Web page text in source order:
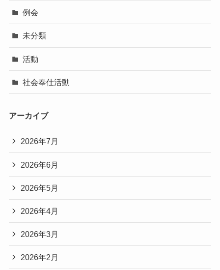
例会
未分類
活動
社会奉仕活動
アーカイブ
2026年7月
2026年6月
2026年5月
2026年4月
2026年3月
2026年2月